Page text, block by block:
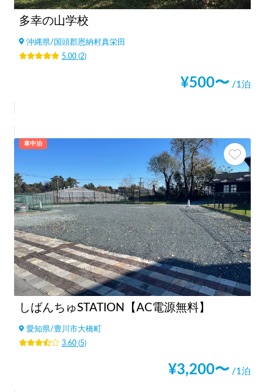
多幸の山学校
沖縄県/ 国頭郡恩納村真栄田
5.00(2)
¥500〜 /1泊
車中泊
しばんちゅSTATION【AC電源無料】
愛知県/豊川市大橋町
3.60(5)
¥3,200〜 /1泊